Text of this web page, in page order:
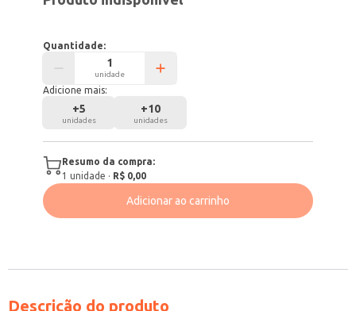
Quantidade:
unidade
Adicione mais:
+5
unidades
+10
unidades
Resumo da compra:
1 unidade · R$ 0,00
Adicionar ao carrinho
Descrição do produto